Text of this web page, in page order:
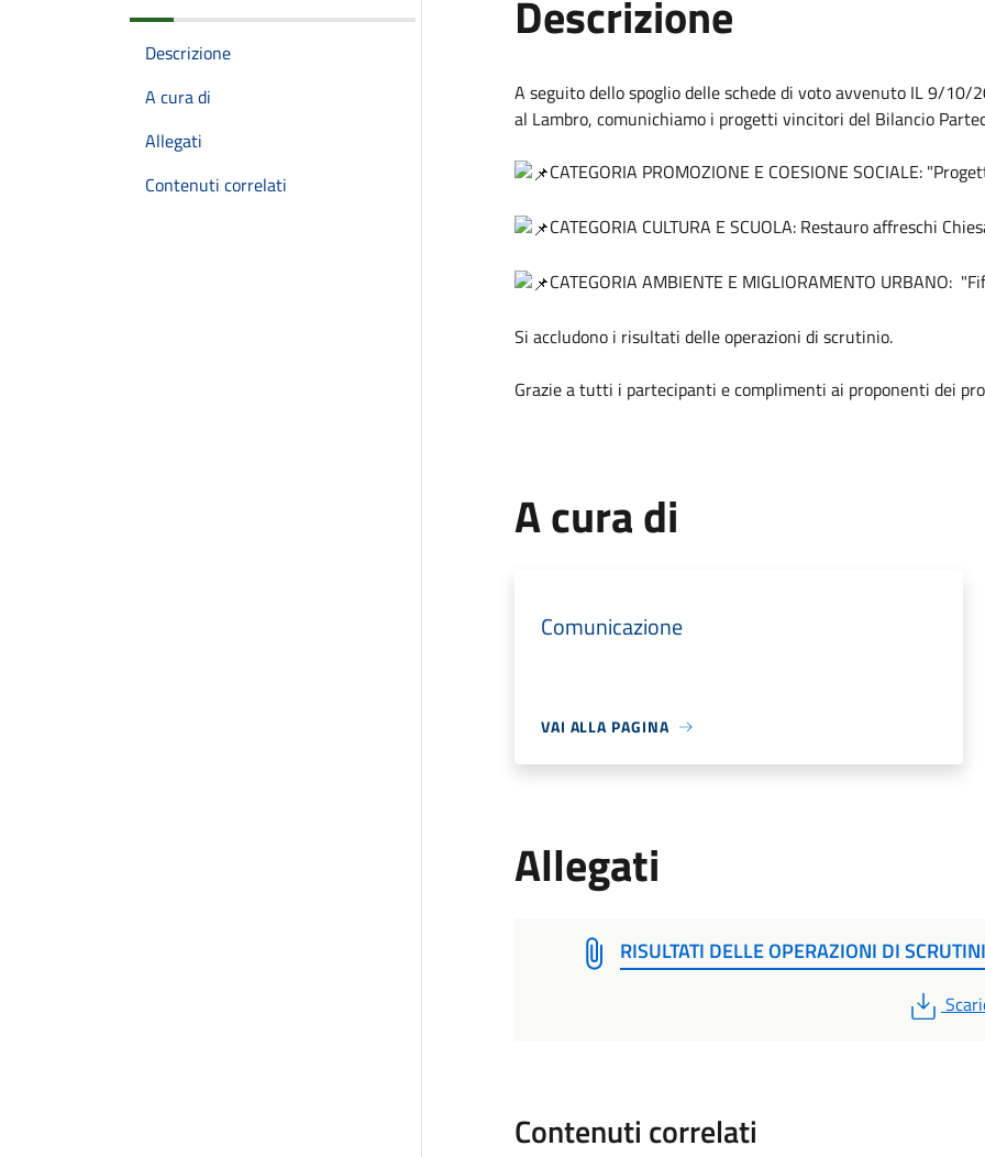
Descrizione
A cura di
Allegati
Contenuti correlati
Descrizione
A seguito dello spoglio delle schede di voto avvenuto IL 9/10/
al Lambro, comunichiamo i progetti vincitori del Bilancio
CATEGORIA PROMOZIONE E COESIONE SOCIALE:
CATEGORIA CULTURA E SCUOLA: Restauro affreschi
CATEGORIA AMBIENTE E MIGLIORAMENTO URBANO:
Si accludono i risultati delle operazioni di scrutinio.
Grazie a tutti i partecipanti e complimenti ai proponenti dei
A cura di
Comunicazione
VAI ALLA PAGINA
Allegati
RISULTATI DELLE OPERAZIONI DI
PDF
Contenuti correlati